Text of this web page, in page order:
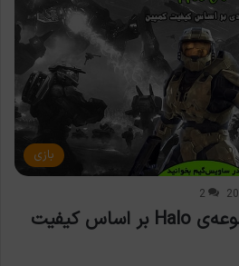
بازی
2
رتبه‌بندی عناوین مجموعه‌ی Halo بر اساس کیفیت